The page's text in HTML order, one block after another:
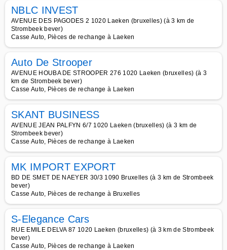
NBLC INVEST
AVENUE DES PAGODES 2 1020 Laeken (bruxelles) (à 3 km de
Strombeek bever)
Casse Auto, Pièces de rechange à Laeken
Auto De Strooper
AVENUE HOUBA DE STROOPER 276 1020 Laeken (bruxelles) (à 3
km de Strombeek bever)
Casse Auto, Pièces de rechange à Laeken
SKANT BUSINESS
AVENUE JEAN PALFYN 6/7 1020 Laeken (bruxelles) (à 3 km de
Strombeek bever)
Casse Auto, Pièces de rechange à Laeken
MK IMPORT EXPORT
BD DE SMET DE NAEYER 30/3 1090 Bruxelles (à 3 km de Strombeek
bever)
Casse Auto, Pièces de rechange à Bruxelles
S-Elegance Cars
RUE EMILE DELVA 87 1020 Laeken (bruxelles) (à 3 km de Strombeek
bever)
Casse Auto, Pièces de rechange à Laeken